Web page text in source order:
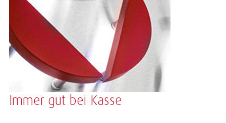
Immer gut bei Kasse